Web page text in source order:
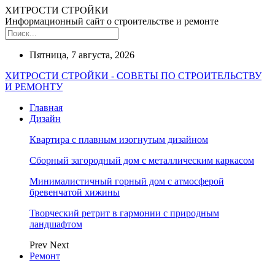
ХИТРОСТИ СТРОЙКИ
Информационный сайт о строительстве и ремонте
Пятница, 7 августа, 2026
ХИТРОСТИ СТРОЙКИ - СОВЕТЫ ПО СТРОИТЕЛЬСТВУ
И РЕМОНТУ
Главная
Дизайн
Квартира с плавным изогнутым дизайном
Сборный загородный дом с металлическим каркасом
Минималистичный горный дом с атмосферой
бревенчатой хижины
Творческий ретрит в гармонии с природным
ландшафтом
Prev Next
Ремонт